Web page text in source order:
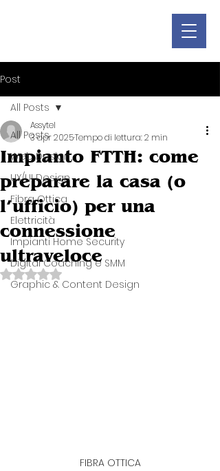
Post
All Posts
Web Design
UX/UI Design
Fibra Ottica
Elettricità
Impianti Home Security
Digital Coaching e SMM
Graphic & Content Design
All Posts
Impianto FTTH: come
preparare la casa (o
l’ufficio) per una
connessione
ultraveloce
Assytel
3 apr 2025Tempo di lettura: 2 min
Valutazione NaN stelle su 5.
FIBRA OTTICA